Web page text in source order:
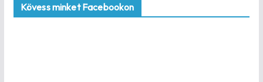
Kövess minket Facebookon